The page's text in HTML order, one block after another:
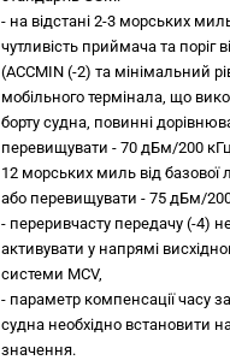
- на відстані 2-3 морських миль
чутливість приймача та поріг
(ACCMIN (-2) та мінімальний
мобільного термінала, що
борту судна, повинні
перевищувати - 70 дБм/200
12 морських миль від базової
або перевищувати - 75 дБм/
- переривчасту передачу (-4)
активувати у напрямі
системи MCV,
- параметр компенсації часу
судна необхідно встановити
значення.